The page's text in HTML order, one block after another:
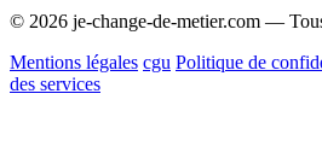
© 2026 je-change-de-metier.com —
Mentions légales cgu Politique de
des services